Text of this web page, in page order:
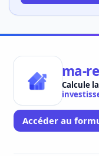
ma-
Calcule
Accéder au